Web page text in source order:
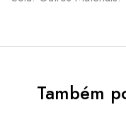
Também